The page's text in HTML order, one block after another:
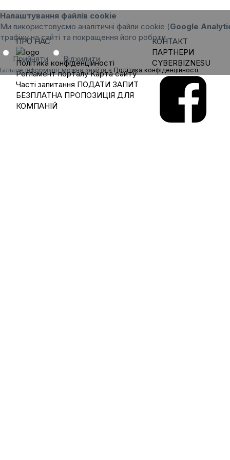
Налаштування файлів cookie
Ми використовуємо аналітичні файли cookie (Google
трафіку на сайті та покращення його роботи.
Прийняти Відхилити
Більше інформації можна знайти в Політика конфіденційності.
ПРО НАС
Політика конфіденційності
Регламент порталу Карта сайту
Часті запитання ПОДАТИ ЗАПИТ
БЕЗПЛАТНА ПРОПОЗИЦІЯ ДЛЯ
КОМПАНІЙ
КОНТАКТ
ПАРТНЕРИ
CYBERBIZNESU